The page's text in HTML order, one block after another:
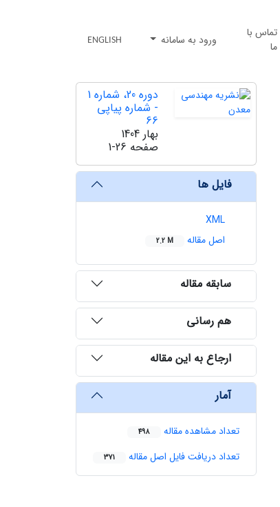
تماس با
ما
ورود به سامانه ENGLISH
دوره 20، شماره 1
- شماره پیاپی
66
بهار 1404
صفحه 1-26
فایل ها
XML
اصل مقاله
2.2 M
سابقه مقاله
هم رسانی
ارجاع به این مقاله
آمار
تعداد مشاهده مقاله 498
تعداد دریافت فایل اصل مقاله 371